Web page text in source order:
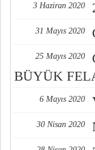
3 Haziran 2020
31 Mayıs 2020
25 Mayıs 2020
BÜYÜK
6 Mayıs 2020
30 Nisan 2020